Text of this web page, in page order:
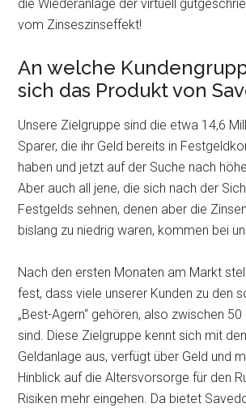
die Wiederanlage der virtuell
vom Zinseszinseffekt!
An welche
sich das Produkt von
Unsere Zielgruppe sind die etwa 14,6
Sparer, die ihr Geld bereits in
haben und jetzt auf der Suche nach
Aber auch all jene, die sich nach der
Festgelds sehnen, denen aber die
bislang zu niedrig waren, kommen bei
Nach den ersten Monaten am Markt
fest, dass viele unserer Kunden zu den
„Best-Agern“ gehören, also zwischen
sind. Diese Zielgruppe kennt sich mit
Geldanlage aus, verfügt über Geld und
Hinblick auf die Altersvorsorge für den
Risiken mehr eingehen. Da bietet